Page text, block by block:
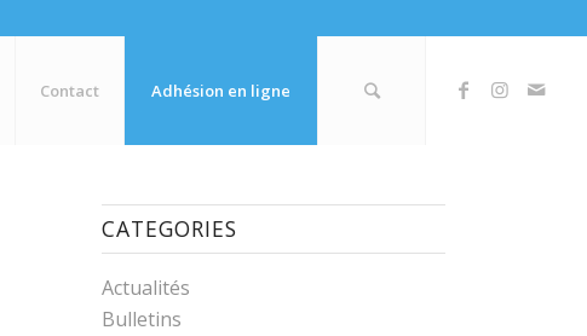
Contact Adhésion en ligne
CATEGORIES
Actualités
Bulletins